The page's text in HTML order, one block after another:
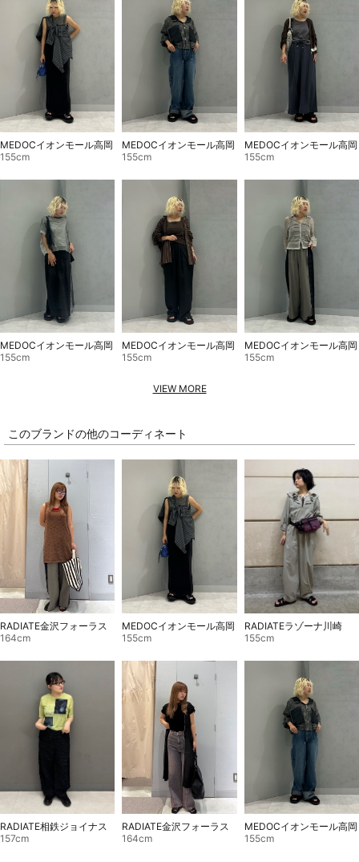
MEDOCイオンモール高岡
155cm
MEDOCイオンモール高岡
155cm
MEDOCイオンモール高岡
155cm
MEDOCイオンモール高岡
155cm
MEDOCイオンモール高岡
155cm
MEDOCイオンモール高岡
155cm
VIEW MORE
このブランドの他のコーディネート
RADIATE金沢フォーラス
164cm
MEDOCイオンモール高岡
155cm
RADIATEラゾーナ川崎
155cm
RADIATE相鉄ジョイナス
157cm
RADIATE金沢フォーラス
164cm
MEDOCイオンモール高岡
155cm